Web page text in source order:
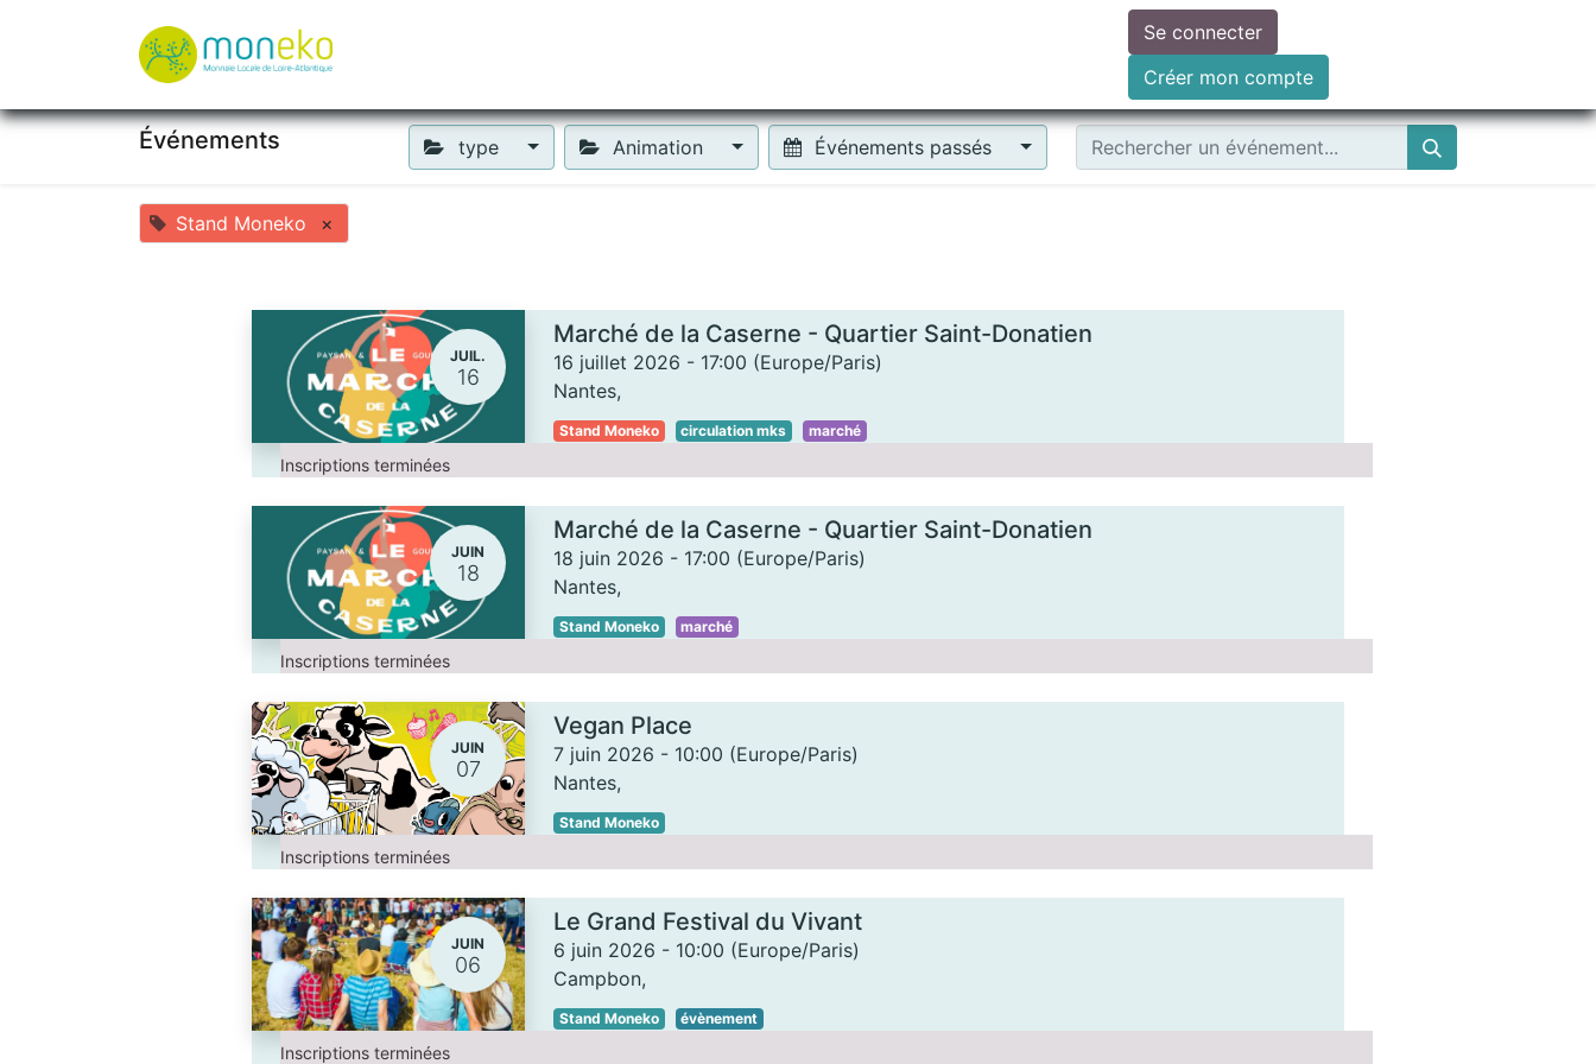
Faire un don
Se connecter
Créer mon compte
Événements type Animation Événements passés
Stand Moneko ×
JUIL.
16
Marché de la Caserne - Quartier Saint-Donatien
16 juillet 2026 - 17:00 (Europe/Paris)
Nantes,
Stand Moneko circulation mks marché
Inscriptions terminées
JUIN
18
Marché de la Caserne - Quartier Saint-Donatien
18 juin 2026 - 17:00 (Europe/Paris)
Nantes,
Stand Moneko marché
Inscriptions terminées
JUIN
07
Vegan Place
7 juin 2026 - 10:00 (Europe/Paris)
Nantes,
Stand Moneko
Inscriptions terminées
JUIN
06
Le Grand Festival du Vivant
6 juin 2026 - 10:00 (Europe/Paris)
Campbon,
Stand Moneko évènement
Inscriptions terminées